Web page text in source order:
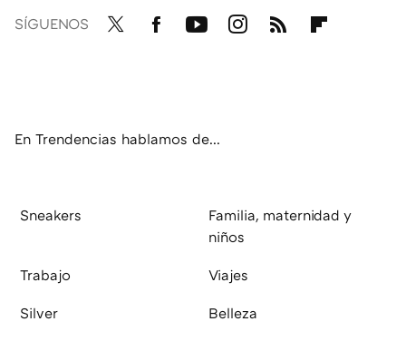
SÍGUENOS
En Trendencias hablamos de...
Sneakers
Familia, maternidad y
niños
Trabajo Viajes
Silver Belleza